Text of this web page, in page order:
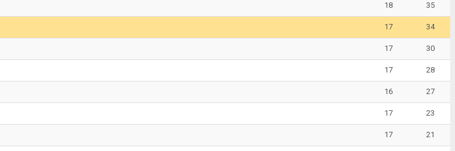
18 35
17 34
17 30
17 28
16 27
17 23
17 21